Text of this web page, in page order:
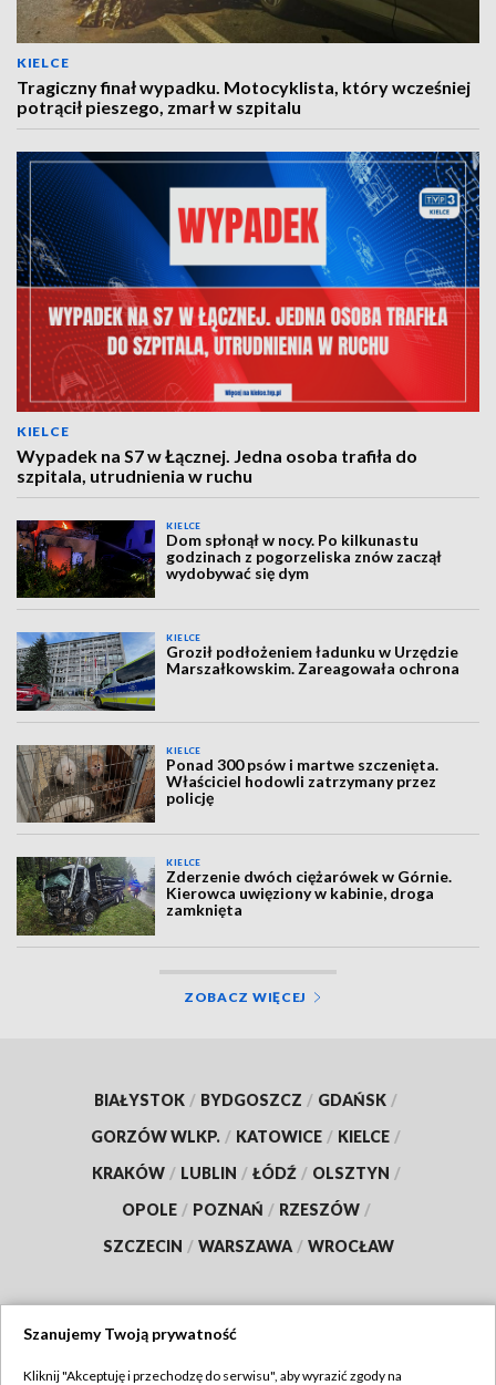
KIELCE
Tragiczny finał wypadku. Motocyklista, który wcześniej
potrącił pieszego, zmarł w szpitalu
KIELCE
Wypadek na S7 w Łącznej. Jedna osoba trafiła do
szpitala, utrudnienia w ruchu
KIELCE
Dom spłonął w nocy. Po kilkunastu
godzinach z pogorzeliska znów zaczął
wydobywać się dym
KIELCE
Groził podłożeniem ładunku w Urzędzie
Marszałkowskim. Zareagowała ochrona
KIELCE
Ponad 300 psów i martwe szczenięta.
Właściciel hodowli zatrzymany przez
policję
KIELCE
Zderzenie dwóch ciężarówek w Górnie.
Kierowca uwięziony w kabinie, droga
zamknięta
ZOBACZ WIĘCEJ
BIAŁYSTOK / BYDGOSZCZ / GDAŃSK /
GORZÓW WLKP. / KATOWICE / KIELCE /
KRAKÓW / LUBLIN / ŁÓDŹ / OLSZTYN /
OPOLE / POZNAŃ / RZESZÓW /
SZCZECIN / WARSZAWA / WROCŁAW
Szanujemy Twoją prywatność
Kliknij "Akceptuję i przechodzę do serwisu", aby wyrazić zgody na